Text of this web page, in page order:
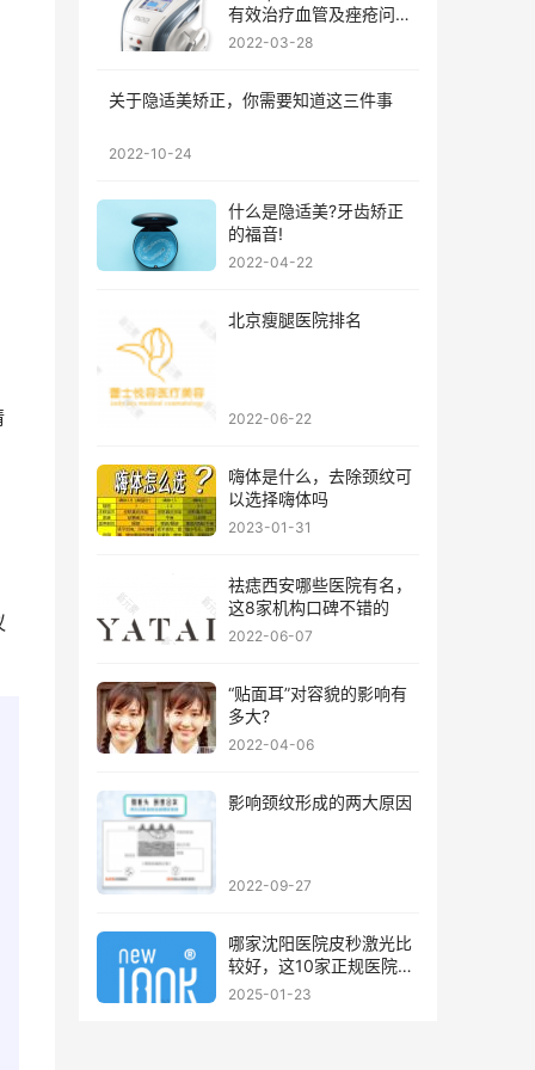
有效治疗血管及痤疮问
题?
2022-03-28
关于隐适美矫正，你需要知道这三件事
2022-10-24
什么是隐适美?牙齿矫正
的福音!
2022-04-22
北京瘦腿医院排名
2022-06-22
嗨体是什么，去除颈纹可
以选择嗨体吗
2023-01-31
祛痣西安哪些医院有名，
这8家机构口碑不错的
2022-06-07
“贴面耳”对容貌的影响有
多大?
2022-04-06
影响颈纹形成的两大原因
2022-09-27
哪家沈阳医院皮秒激光比
较好，这10家正规医院值
得你看看
2025-01-23